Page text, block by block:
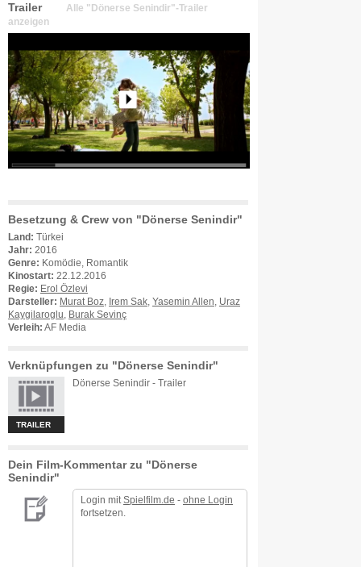
Trailer
Alle "Dönerse Senindir"-Trailer
anzeigen
Besetzung & Crew von "Dönerse Senindir"
Land: Türkei
Jahr: 2016
Genre: Komödie, Romantik
Kinostart: 22.12.2016
Regie: Erol Özlevi
Darsteller: Murat Boz Irem Sak Yasemin Allen
Uraz
Kaygilaroglu
Burak Sevinç
Verleih: AF Media
Verknüpfungen zu "Dönerse Senindir"
TRAILER
Dönerse Senindir - Trailer
Dein Film-Kommentar zu "Dönerse
Senindir"
Login mit Spielfilm.de - ohne Login
fortsetzen.